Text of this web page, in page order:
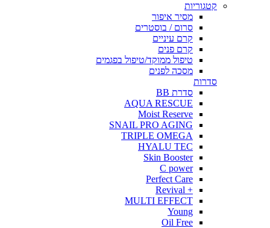
קטגוריות
מסיר איפור
סרום / בוסטרים
קרם עיניים
קרם פנים
טיפול ממוקד/טיפול בפגמים
מסכה לפנים
סדרות
סדרת BB
AQUA RESCUE
Moist Reserve
SNAIL PRO AGING
TRIPLE OMEGA
HYALU TEC
Skin Booster
C power
Perfect Care
+ Revival
MULTI EFFECT
Young
Oil Free